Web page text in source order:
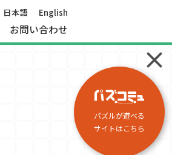
日本語 English
お問い合わせ
パズルが遊べる
サイトはこちら